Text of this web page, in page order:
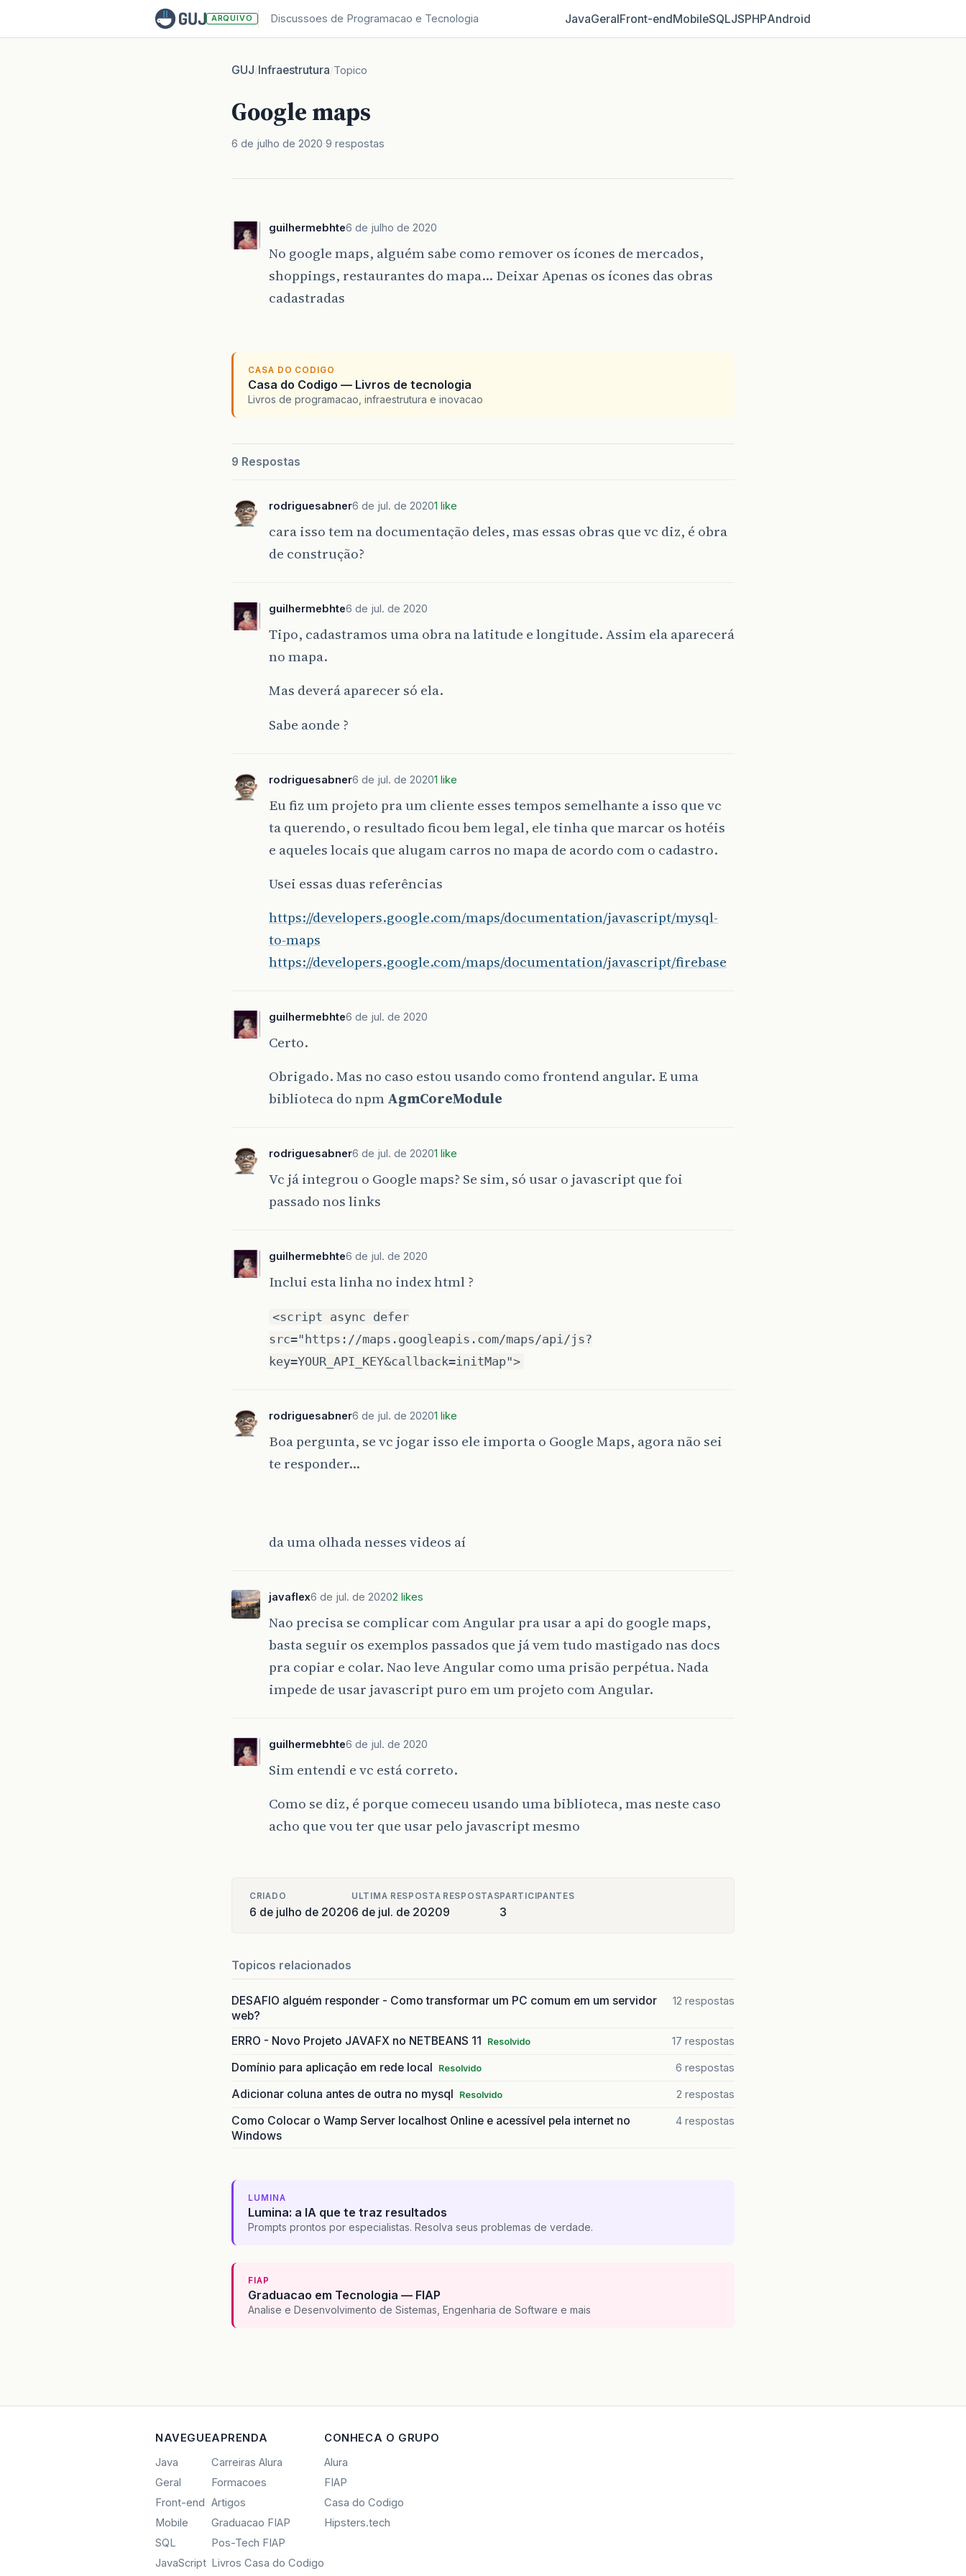
ARQUIVO Discussoes de Programacao e Tecnologia JavaGeralFront‑endMobileSQLJSPHPAndroid
GUJ/Infraestrutura/Topico
Google maps
6 de julho de 2020 9 respostas
guilhermebhte6 de julho de 2020
No google maps, alguém sabe como remover os ícones de mercados,
shoppings, restaurantes do mapa… Deixar Apenas os ícones das obras
cadastradas
CASA DO CODIGO
Casa do Codigo — Livros de tecnologia
Livros de programacao, infraestrutura e inovacao
9 Respostas
rodriguesabner6 de jul. de 20201 like
cara isso tem na documentação deles, mas essas obras que vc diz, é obra
de construção?
guilhermebhte6 de jul. de 2020
Tipo, cadastramos uma obra na latitude e longitude. Assim ela aparecerá
no mapa.
Mas deverá aparecer só ela.
Sabe aonde ?
rodriguesabner6 de jul. de 20201 like
Eu fiz um projeto pra um cliente esses tempos semelhante a isso que vc
ta querendo, o resultado ficou bem legal, ele tinha que marcar os hotéis
e aqueles locais que alugam carros no mapa de acordo com o cadastro.
Usei essas duas referências
https://developers.google.com/maps/documentation/javascript/mysql-
to-maps
https://developers.google.com/maps/documentation/javascript/firebase
guilhermebhte6 de jul. de 2020
Certo.
Obrigado. Mas no caso estou usando como frontend angular. E uma
biblioteca do npmAgmCoreModule
rodriguesabner6 de jul. de 20201 like
Vc já integrou o Google maps? Se sim, só usar o javascript que foi
passado nos links
guilhermebhte6 de jul. de 2020
Inclui esta linha no index html ?
<script async defer
src="https://maps.googleapis.com/maps/api/js?
key=YOUR_API_KEY&callback=initMap">
rodriguesabner6 de jul. de 20201 like
Boa pergunta, se vc jogar isso ele importa o Google Maps, agora não sei
te responder…
da uma olhada nesses videos aí
javaflex6 de jul. de 20202 likes
Nao precisa se complicar com Angular pra usar a api do google maps,
basta seguir os exemplos passados que já vem tudo mastigado nas docs
pra copiar e colar. Nao leve Angular como uma prisão perpétua. Nada
impede de usar javascript puro em um projeto com Angular.
guilhermebhte6 de jul. de 2020
Sim entendi e vc está correto.
Como se diz, é porque comeceu usando uma biblioteca, mas neste caso
acho que vou ter que usar pelo javascript mesmo
CRIADO
6 de julho de 2020
ULTIMA RESPOSTA
6 de jul. de 2020
RESPOSTAS
9
PARTICIPANTES
3
Topicos relacionados
DESAFIO alguém responder - Como transformar um PC comum em um servidor
web?
12 respostas
ERRO - Novo Projeto JAVAFX no NETBEANS 11 Resolvido 17 respostas
Domínio para aplicação em rede local Resolvido 6 respostas
Adicionar coluna antes de outra no mysql Resolvido 2 respostas
Como Colocar o Wamp Server localhost Online e acessível pela internet no
Windows
4 respostas
LUMINA
Lumina: a IA que te traz resultados
Prompts prontos por especialistas. Resolva seus problemas de verdade.
FIAP
Graduacao em Tecnologia — FIAP
Analise e Desenvolvimento de Sistemas, Engenharia de Software e mais
NAVEGUE
Java
Geral
Front-end
Mobile
SQL
JavaScript
APRENDA
Carreiras Alura
Formacoes
Artigos
Graduacao FIAP
Pos-Tech FIAP
Livros Casa do Codigo
CONHECA O GRUPO
Alura
FIAP
Casa do Codigo
Hipsters.tech